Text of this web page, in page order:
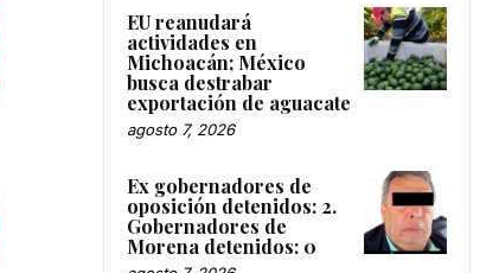
EU reanudará
actividades en
Michoacán; México
busca destrabar
exportación de aguacate
agosto 7, 2026
Ex gobernadores de
oposición detenidos: 2.
Gobernadores de
Morena detenidos: 0